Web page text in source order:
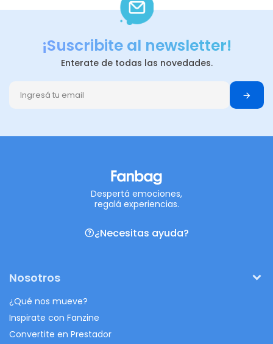
¡Suscribite al newsletter!
Enterate de todas las novedades.
Despertá emociones,
regalá experiencias.
¿Necesitas ayuda?
Nosotros
¿Qué nos mueve?
Inspirate con Fanzine
Convertite en Prestador